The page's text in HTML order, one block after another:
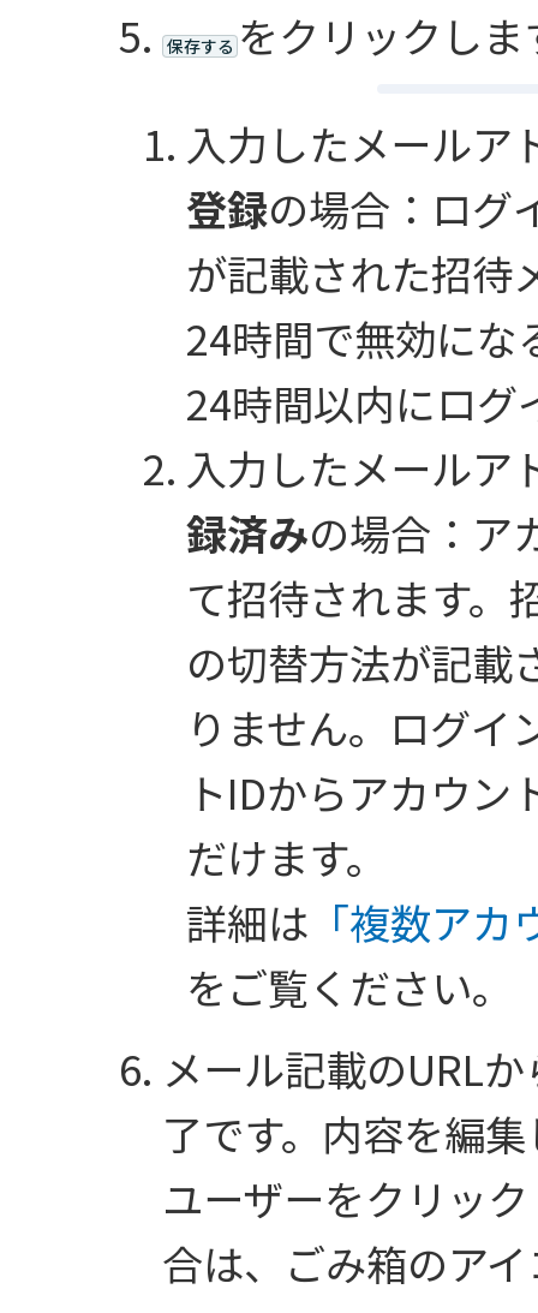
保存する をクリックしま
入力したメールア
登録の場合：ログ
が記載された招待
24時間で無効にな
24時間以内にログ
入力したメールア
録済みの場合：ア
て招待されます。
の切替方法が記載
りません。ログイ
トIDからアカウ
だけます。
詳細は 「複数ア
をご覧ください。
メール記載のURL
了です。内容を編
ユーザーをクリッ
合は、ごみ箱のア